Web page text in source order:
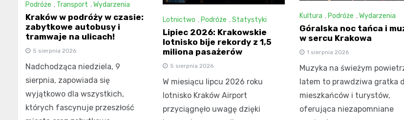
Podróże , Transport ,Wydarzenia
Kraków w podróży w czasie:
zabytkowe autobusy i
tramwaje na ulicach!
5 sierpnia 2026
Nadchodząca niedziela, 9
sierpnia, zapowiada się
wyjątkowo dla wszystkich,
których fascynuje przeszłość
Lotnictwo , Podróże ,Statystyki
Lipiec 2026: Krakowskie
lotnisko bije rekordy z 1,5
miliona pasażerów
5 sierpnia 2026
W miesiącu lipcu 2026 roku
lotnisko Kraków Airport
przyciągnęło uwagę dzięki
Kultura , Podróże ,Wydarzenia
Góralska noc tańca i
w sercu Krakowa
1 sierpnia 2026
Muzyka na świeżym
latem to prawdziwa gratka
mieszkańców i turystów,
oferująca niezapomniane